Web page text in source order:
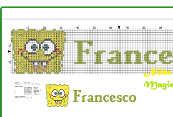
Ultimi schemi
Alfabeto
Bambini
Disney